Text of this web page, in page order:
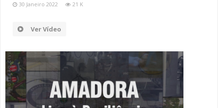
AMADORA LIGA À RESILIÊNCIA
VEMOS OUVIMOS E LEMOS
(RE) PENSAMENTOS
ECOMOVE-TE
HISTÓRIAS DE ABRIL
30 Janeiro 2022 21 K
Ver Vídeo